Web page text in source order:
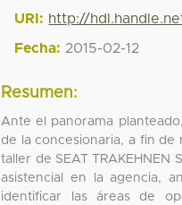
URI: http://
Fecha: 2015-02-12
Resumen:
Ante el panorama
de la concesionaria, a fin de
taller de SEAT
asistencial en la agencia,
identificar las áreas de